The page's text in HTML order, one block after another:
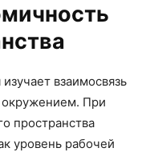
взаимосвязь
При
пространства
уровень рабочей